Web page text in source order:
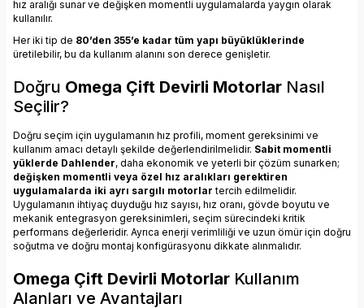
hız aralığı sunar ve değişken momentli uygulamalarda yaygın olarak
kullanılır.
Her iki tip de 80’den 355’e kadar tüm yapı büyüklüklerinde
üretilebilir, bu da kullanım alanını son derece genişletir.
Doğru Omega Çift Devirli Motorlar Nasıl
Seçilir?
Doğru seçim için uygulamanın hız profili, moment gereksinimi ve
kullanım amacı detaylı şekilde değerlendirilmelidir. Sabit momentli
yüklerde Dahlender, daha ekonomik ve yeterli bir çözüm sunarken;
değişken momentli veya özel hız aralıkları gerektiren
uygulamalarda iki ayrı sargılı motorlar tercih edilmelidir.
Uygulamanın ihtiyaç duyduğu hız sayısı, hız oranı, gövde boyutu ve
mekanik entegrasyon gereksinimleri, seçim sürecindeki kritik
performans değerleridir. Ayrıca enerji verimliliği ve uzun ömür için doğru
soğutma ve doğru montaj konfigürasyonu dikkate alınmalıdır.
Omega Çift Devirli Motorlar Kullanım
Alanları ve Avantajları